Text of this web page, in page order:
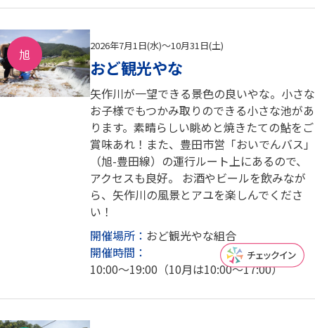
旭
2026年7月1日(水)～10月31日(土)
おど観光やな
矢作川が一望できる景色の良いやな。小さな
お子様でもつかみ取りのできる小さな池があ
ります。素晴らしい眺めと焼きたての鮎をご
賞味あれ！また、豊田市営「おいでんバス」
（旭-豊田線）の運行ルート上にあるので、
アクセスも良好。 お酒やビールを飲みなが
ら、矢作川の風景とアユを楽しんでくださ
い！
開催場所： おど観光やな組合
開催時間：
10:00～19:00（10月は10:00～17:00）